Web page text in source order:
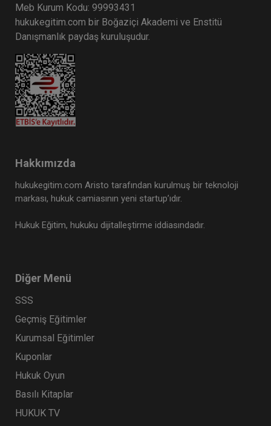
Meb Kurum Kodu: 99993431
hukukegitim.com bir Boğaziçi Akademi ve Enstitü
Danışmanlık paydaş kuruluşudur.
Hakkımızda
hukukegitim.com Aristo tarafından kurulmuş bir teknoloji
markası, hukuk camiasının yeni startup’ıdır.
Hukuk Eğitim, hukuku dijitalleştirme iddiasındadır.
Diğer Menü
SSS
Geçmiş Eğitimler
Kurumsal Eğitimler
Kuponlar
Hukuk Oyun
Basılı Kitaplar
HUKUK TV